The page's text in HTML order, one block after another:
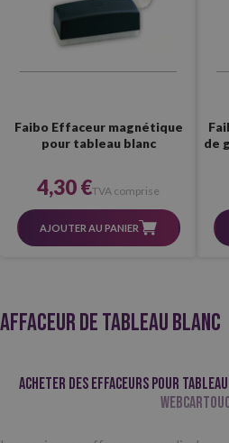
Faibo Effaceur magnétique
pour tableau blanc
4,30 €TVA comprise
AJOUTER AU PANIER
de
AFFACEUR DE TABLEAU BLANC
Acheter des effaceurs pour